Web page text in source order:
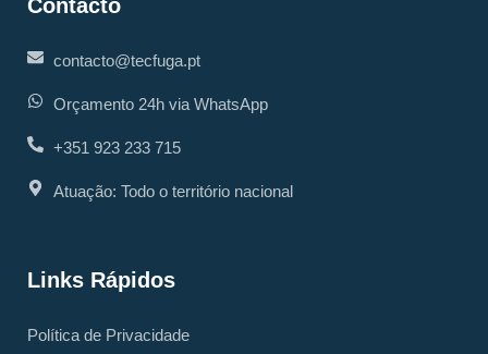
Contacto
contacto@tecfuga.pt
Orçamento 24h via WhatsApp
+351 923 233 715
Atuação: Todo o território nacional
Links Rápidos
Política de Privacidade